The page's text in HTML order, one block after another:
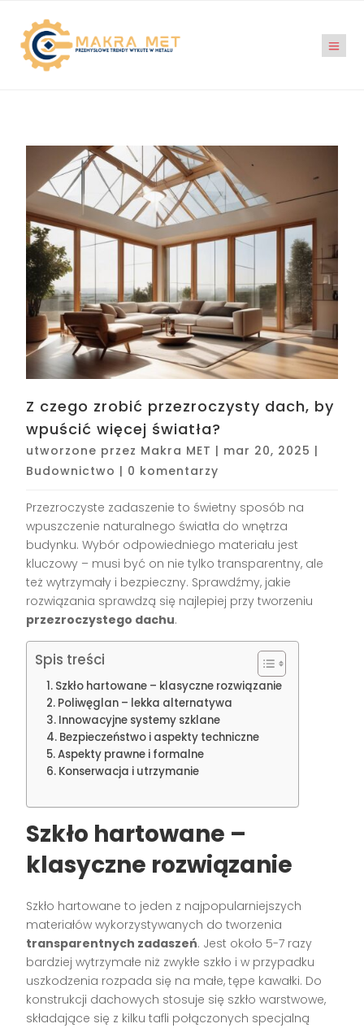
Z czego zrobić przezroczysty dach, by
wpuścić więcej światła?
utworzone przez Makra MET | mar 20, 2025 |
Budownictwo | 0 komentarzy
Przezroczyste zadaszenie to świetny sposób na
wpuszczenie naturalnego światła do wnętrza
budynku. Wybór odpowiedniego materiału jest
kluczowy – musi być on nie tylko transparentny, ale
też wytrzymały i bezpieczny. Sprawdźmy, jakie
rozwiązania sprawdzą się najlepiej przy tworzeniu
przezroczystego dachu.
Spis treści
Szkło hartowane – klasyczne rozwiązanie
Poliwęglan – lekka alternatywa
Innowacyjne systemy szklane
Bezpieczeństwo i aspekty techniczne
Aspekty prawne i formalne
Konserwacja i utrzymanie
Szkło hartowane –
klasyczne rozwiązanie
Szkło hartowane to jeden z najpopularniejszych
materiałów wykorzystywanych do tworzenia
transparentnych zadaszeń. Jest około 5-7 razy
bardziej wytrzymałe niż zwykłe szkło i w przypadku
uszkodzenia rozpada się na małe, tępe kawałki. Do
konstrukcji dachowych stosuje się szkło warstwowe,
składające się z kilku tafli połączonych specjalną